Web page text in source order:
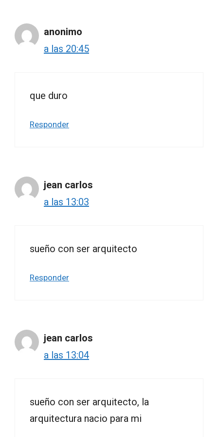
anonimo
a las 20:45
que duro
Responder
jean carlos
a las 13:03
sueño con ser arquitecto
Responder
jean carlos
a las 13:04
sueño con ser arquitecto, la
arquitectura nacio para mi